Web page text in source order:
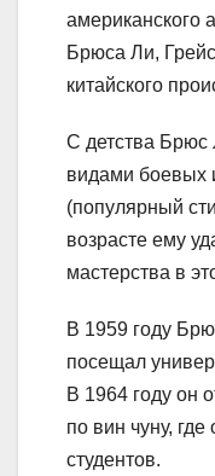
американского
Брюса Ли,
китайского
С детства Брюс
видами боевых
(популярный
возрасте ему
мастерства в
В 1959 году
посещал
В 1964 году он
по вин чуну,
студентов.